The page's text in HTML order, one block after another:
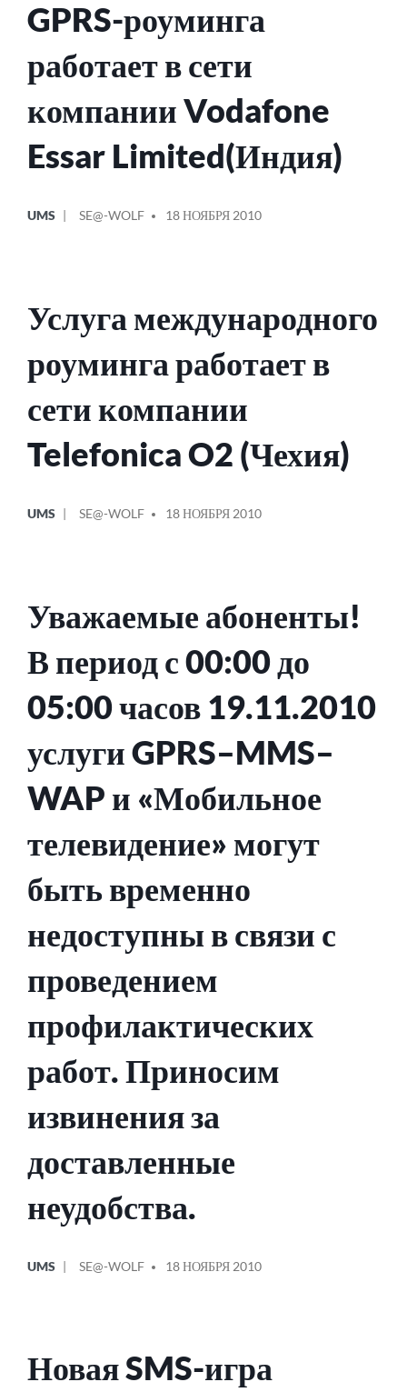
GPRS-роуминга
работает в сети
компании Vodafone
Essar Limited(Индия)
В
UMS
ОТ
SE@-WOLF 18 НОЯБРЯ 2010
Услуга международного
роуминга работает в
сети компании
Telefonica O2 (Чехия)
В
UMS
ОТ
SE@-WOLF 18 НОЯБРЯ 2010
Уважаемые абоненты!
В период с 00:00 до
05:00 часов 19.11.2010
услуги GPRS–MMS–
WAP и «Мобильное
телевидение» могут
быть временно
недоступны в связи с
проведением
профилактических
работ. Приносим
извинения за
доставленные
неудобства.
В
UMS
ОТ
SE@-WOLF 18 НОЯБРЯ 2010
Новая SMS-игра